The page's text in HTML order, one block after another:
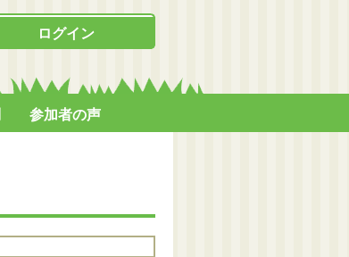
ログイン
参加者の声